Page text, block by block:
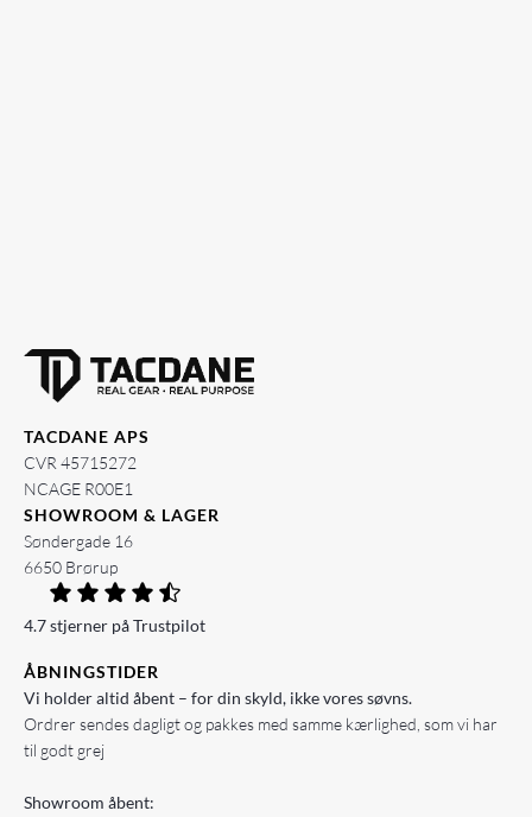
TACDANE APS
CVR 45715272
NCAGE R00E1
SHOWROOM & LAGER
Søndergade 16
6650 Brørup
4.7 stjerner på Trustpilot
ÅBNINGSTIDER
Vi holder altid åbent – for din skyld, ikke vores søvns.
Ordrer sendes dagligt og pakkes med samme kærlighed, som vi har
til godt grej
Showroom åbent: